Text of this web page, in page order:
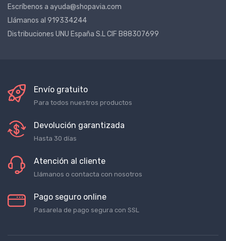
Escríbenos a ayuda@shopavia.com
Llámanos al 919334244
Distribuciones UNU España S.L CIF B88307699
Envío gratuito
Para todos nuestros productos
Devolución garantizada
Hasta 30 días
Atención al cliente
Llámanos o contacta con nosotros
Pago seguro online
Pasarela de pago segura con SSL